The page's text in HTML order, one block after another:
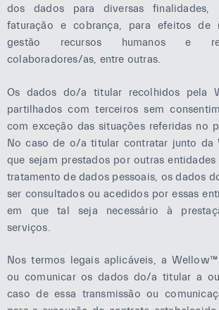
dos dados para diversas finalidades,
faturação e cobrança, para efeitos de
gestão recursos humanos e
colaboradores/as, entre outras.
Os dados do/a titular recolhidos pela
partilhados com terceiros sem
com exceção das situações referidas no
No caso de o/a titular contratar junto da
que sejam prestados por outras entidades
tratamento de dados pessoais, os dados
ser consultados ou acedidos por essas
em que tal seja necessário à
serviços.
Nos termos legais aplicáveis, a
ou comunicar os dados do/a titular a
caso de essa transmissão ou